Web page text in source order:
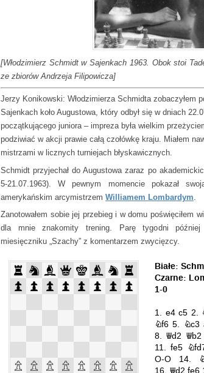
[Włodzimierz Schmidt w Sajenkach 1963. Obok stoi
ze zbiorów Andrzeja Filipowicza]
Jerzy Konikowski: Włodzimierza Schmidta zobaczyłem
Sajenkach koło Augustowa, który odbył się w dniach
początkującego juniora – impreza była wielkim
podziwiać w akcji prawie całą czołówkę kraju. Miałem
mistrzami w licznych turniejach błyskawicznych.
Schmidt przyjechał do Augustowa zaraz po
5-21.07.1963). W pewnym momencie pokazał
amerykańskim arcymistrzem Williamem Lombardym
Zanotowałem sobie jej przebieg i w domu poświęciłem
dla mnie znakomity trening. Parę tygodni później
miesięczniku „Szachy” z komentarzem zwycięzcy.